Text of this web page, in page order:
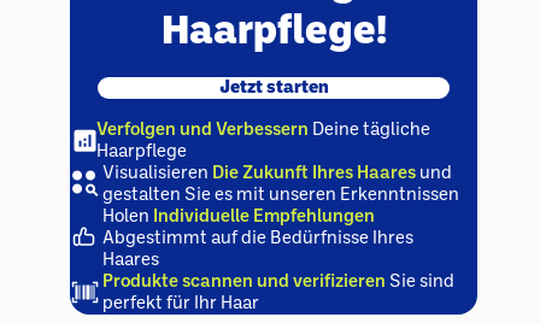
Haarpflege!
Jetzt starten
Verfolgen und Verbessern Deine tägliche
Haarpflege
Visualisieren Die Zukunft Ihres Haares und
gestalten Sie es mit unseren Erkenntnissen
Holen
Individuelle Empfehlungen
Abgestimmt auf die Bedürfnisse Ihres
Haares
Produkte scannen und verifizieren Sie sind
perfekt für Ihr Haar